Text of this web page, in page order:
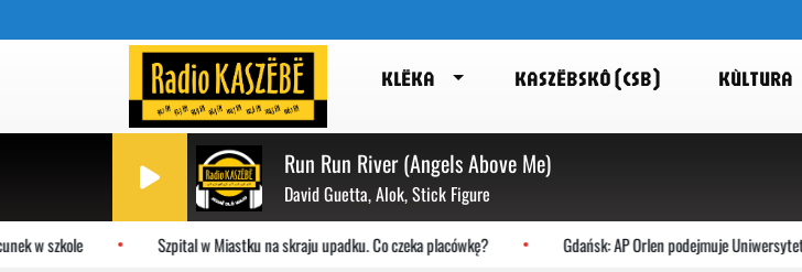
KLËKA KASZËBSKÔ (CSB) KÙLTURA
Run Run River (Angels Above Me)
David Guetta, Alok, Stick Figure
w szkole Szpital w Miastku na skraju upadku. Co czeka placówkę? Gdańsk: AP Orlen podejmuje Uniwersytet